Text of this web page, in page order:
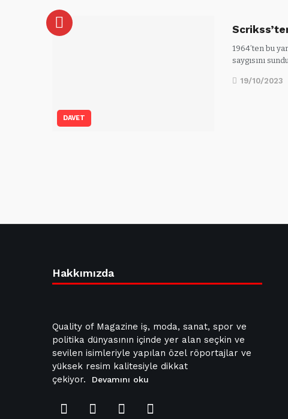
DAVET
1964’ten bu
saygısını
19/10/2023
Hakkımızda
Quality of Magazine iş, moda, sanat, spor ve
politika dünyasının içinde yer alan seçkin ve
sevilen isimleriyle yapılan özel röportajlar ve
yüksek resim kalitesiyle dikkat
çekiyor.
Devamını oku